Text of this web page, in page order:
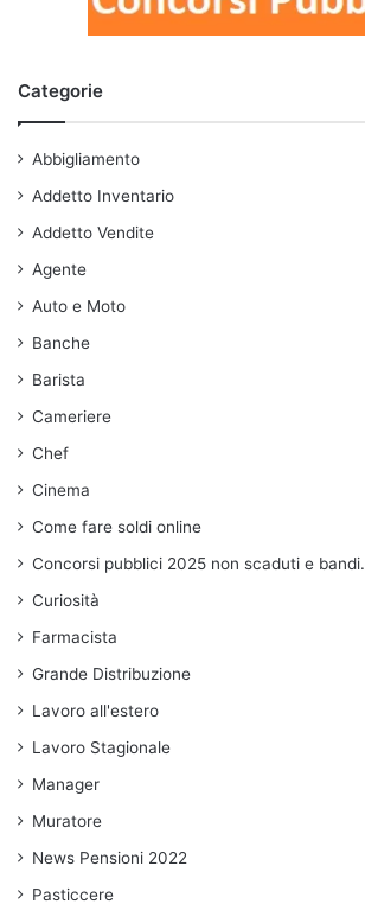
Categorie
Abbigliamento
Addetto Inventario
Addetto Vendite
Agente
Auto e Moto
Banche
Barista
Cameriere
Chef
Cinema
Come fare soldi online
Concorsi pubblici 2025 non scaduti e bandi.
Curiosità
Farmacista
Grande Distribuzione
Lavoro all'estero
Lavoro Stagionale
Manager
Muratore
News Pensioni 2022
Pasticcere